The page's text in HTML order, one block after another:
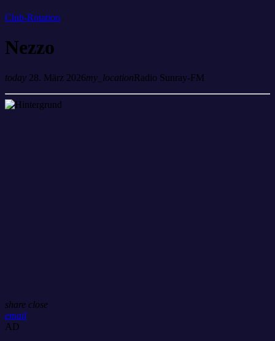
Club-Rotation
Nezzo
today 28. März 2026my_locationRadio Sunray-FM
share close
email
AD